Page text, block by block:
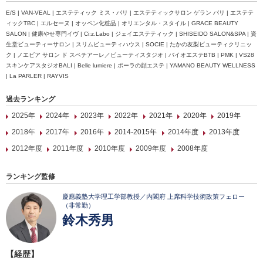
E/S | VAN-VEAL | エステティック ミス・パリ | エステティックサロン ゲラン パリ | エステテ
ィックTBC | エルセーヌ | オッペン化粧品 | オリエンタル・スタイル | GRACE BEAUTY
SALON | 健康やせ専門イヴ | Ci:z.Labo | ジェイエステティック | SHISEIDO SALON&SPA | 資
生堂ビューティーサロン | スリムビューティハウス | SOCIE | たかの友梨ビューティクリニッ
ク | ノエビア サロン ド スペチアーレ／ビューティスタジオ | バイオエステBTB | PMK | VS28
スキンケアスタジオBALI | Belle lumiere | ポーラの顔エステ | YAMANO BEAUTY WELLNESS
| La PARLER | RAYVIS
過去ランキング
2025年
2024年 2023年 2022年 2021年 2020年
2019年
2018年
2017年 2016年 2014-2015年 2014年度
2013年度
2012年度
2011年度 2010年度 2009年度 2008年度
ランキング監修
慶應義塾大学理工学部教授／内閣府 上席科学技術政策フェロー
（非常勤）
鈴木秀男
【経歴】